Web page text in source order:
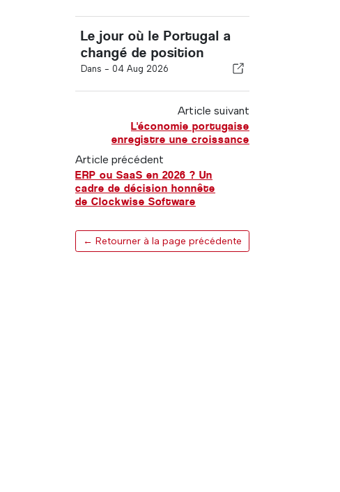
Le jour où le Portugal a
changé de position
Dans - 04 Aug 2026
Article suivant
L'économie portugaise
enregistre une croissance
Article précédent
ERP ou SaaS en 2026 ? Un
cadre de décision honnête
de Clockwise Software
← Retourner à la page précédente